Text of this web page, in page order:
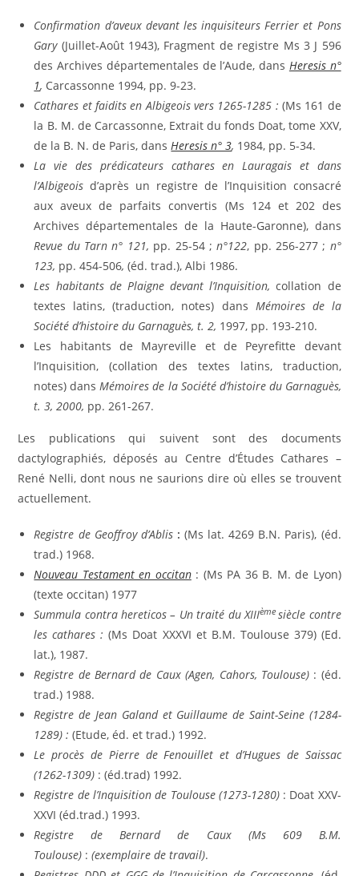
Confirmation d’aveux devant les inquisiteurs Ferrier et Pons
Gary(Juillet-Août 1943), Fragment de registre Ms 3 J 596
des Archives départementales de l’Aude, dans Heresis n°
1, Carcassonne 1994, pp. 9-23.
Cathares et faidits en Albigeois vers 1265-1285 : (Ms 161 de
la B. M. de Carcassonne, Extrait du fonds Doat, tome XXV,
de la B. N. de Paris, dansHeresis n° 3, 1984, pp. 5-34.
La vie des prédicateurs cathares en Lauragais et dans
l’Albigeoisd’après un registre de l’Inquisition consacré
aux aveux de parfaits convertis (Ms 124 et 202 des
Archives départementales de la Haute-Garonne), dans
Revue du Tarn n° 121, pp. 25-54 ;n°122, pp. 256-277 ; n°
123, pp. 454-506,(éd. trad.), Albi 1986.
Les habitants de Plaigne devant l’Inquisition,collation de
textes latins, (traduction, notes) dans Mémoires de la
Société d’histoire du Garnaguès, t. 2, 1997, pp. 193-210.
Les habitants de Mayreville et de Peyrefitte devant
l’Inquisition, (collation des textes latins, traduction,
notes) dansMémoires de la Société d’histoire du Garnaguès,
t. 3, 2000, pp. 261-267.
Les publications qui suivent sont des documents
dactylographiés, déposés au Centre d’Études Cathares –
René Nelli, dont nous ne saurions dire où elles se trouvent
actuellement.
Registre de Geoffroy d’Ablis:(Ms lat. 4269 B.N. Paris), (éd.
trad.) 1968.
Nouveau Testament en occitan: (Ms PA 36 B. M. de Lyon)
(texte occitan) 1977
Summula contra hereticos – Un traité du XIIIème siècle contre
les cathares : (Ms Doat XXXVI et B.M. Toulouse 379) (Ed.
lat.), 1987.
Registre de Bernard de Caux (Agen, Cahors, Toulouse): (éd.
trad.) 1988.
Registre de Jean Galand et Guillaume de Saint-Seine (1284-
1289) : (Etude, éd. et trad.) 1992.
Le procès de Pierre de Fenouillet et d’Hugues de Saissac
(1262-1309) : (éd.trad) 1992.
Registre de l’Inquisition de Toulouse (1273-1280): Doat XXV-
XXVI (éd.trad.) 1993.
Registre de Bernard de Caux (Ms 609 B.M.
Toulouse) :(exemplaire de travail).